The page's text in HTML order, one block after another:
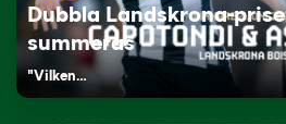
Dubbla Landskrona-
summeras
"Vilken…